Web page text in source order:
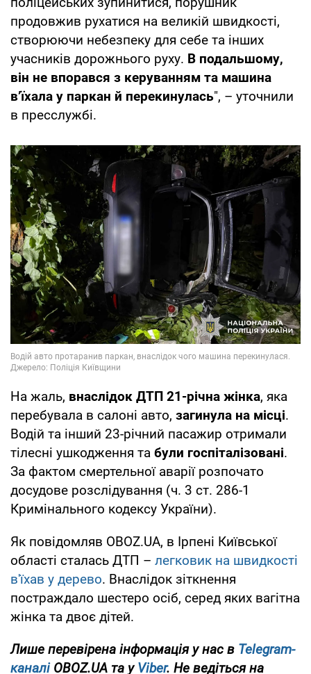
продовжив рухатися на великій швидкості,
створюючи небезпеку для себе та інших
учасників дорожнього руху. В подальшому,
він не впорався з керуванням та машина
в’їхала у паркан й перекинулась", – уточнили
в пресслужбі.
На жаль, внаслідок ДТП 21-річна жінка, яка
перебувала в салоні авто, загинула на місці.
Водій та інший 23-річний пасажир отримали
тілесні ушкодження та були госпіталізовані.
За фактом смертельної аварії розпочато
досудове розслідування (ч. 3 ст. 286-1
Кримінального кодексу України).
Як повідомляв OBOZ.UA, в Ірпені Київської
області сталась ДТП – легковик на швидкості
в'їхав у дерево. Внаслідок зіткнення
постраждало шестеро осіб, серед яких вагітна
жінка та двоє дітей.
Лише перевірена інформація у нас в Telegram-
каналіOBOZ.UA та уViber. Не ведіться на